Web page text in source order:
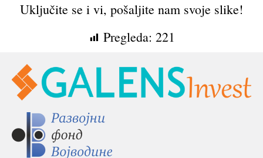
Uključite se i vi, pošaljite nam svoje slike!
Pregleda: 221